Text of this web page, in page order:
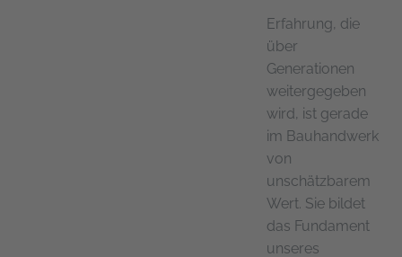
Erfahrung, die
über
Generationen
weitergegeben
wird, ist gerade
im Bauhandwerk
von
unschätzbarem
Wert. Sie bildet
das Fundament
unseres